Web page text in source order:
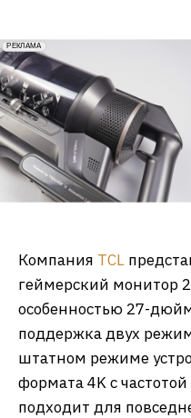
erid: 2VfnxxmNzs5
РЕКЛАМА
Компания TCL
геймерский монитор
особенностью 27-
поддержка двух
штатном режиме
формата 4K с
подходит для